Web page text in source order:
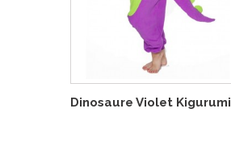
Dinosaure Violet Kigurumi